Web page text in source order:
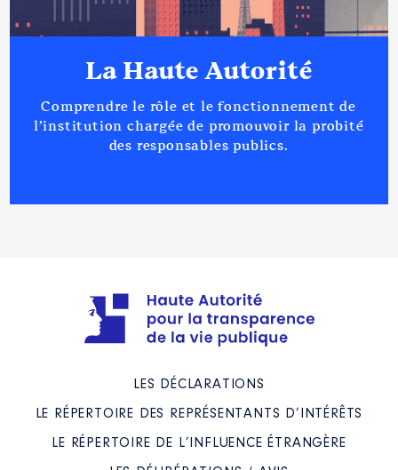
La Haute Autorité
Comprendre le rôle et le fonctionnement de
l’institution chargée de promouvoir la probité
des responsables publics.
LES DÉCLARATIONS
LE RÉPERTOIRE DES REPRÉSENTANTS D’INTÉRÊTS
LE RÉPERTOIRE DE L’INFLUENCE ÉTRANGÈRE